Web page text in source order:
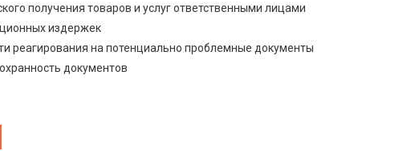
получения товаров и услуг ответственными лицами
издержек
реагирования на потенциально проблемные документы
документов